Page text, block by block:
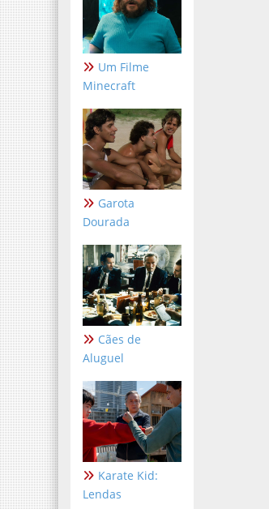
Um Filme
Minecraft
Garota
Dourada
Cães de
Aluguel
Karate Kid:
Lendas